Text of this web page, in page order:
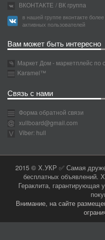
ВКОНТАКТЕ / ВК группа
в нашей группе вконтакте
активных пользователей
Вам может быть интересно
Маркет Дом - маркетплейс по
Karamel™
Связь с нами
Форма обратной связи
xullboard@gmail.com
Viber: hull
2015 © Х.УКР ✅ Самая
бесплатных объявлений.
Гераклита, гарантирующая
Внимание, на сайте